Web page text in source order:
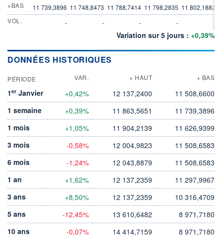
+BAS
11 739,3896 11 748,8473 11 788,7414 11 798,2835 11 802,1882
VOL.
- - - - -
Variation sur 5 jours : +0,39%
DONNÉES HISTORIQUES
PÉRIODE VAR. + HAUT + BAS
1er Janvier +0,42% 12 137,2400
11 508,6600
1 semaine
+0,39% 11 863,5651
11 739,3896
1 mois
+1,05% 11 904,2139
11 626,9399
3 mois
-0,58% 12 004,9823
11 508,6583
6 mois
-1,24% 12 043,8879
11 508,6583
1 an
+1,62% 12 137,2359
11 297,9967
3 ans
+8,50% 12 137,2359
10 316,4709
5 ans
-12,45% 13 610,6482
8 971,7180
10 ans
-0,07% 14 414,7159
8 971,7180